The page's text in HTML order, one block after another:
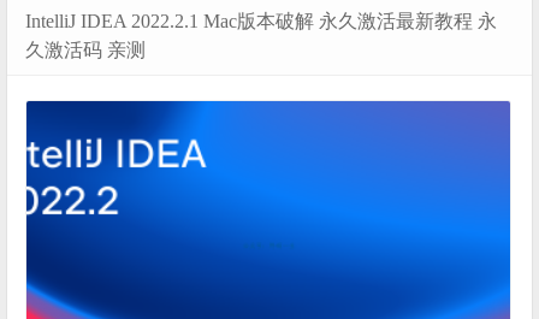
IntelliJ IDEA 2022.2.1 Mac版本破解 永久激活最新教程 永
久激活码 亲测